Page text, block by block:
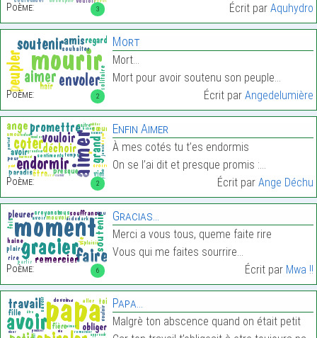
3
Poème:
Écrit par Aquhydro
2
Poème:
Mort
Mort…
Mort pour avoir soutenu son peuple…
Écrit par Angedelumière
2
Poème:
Enfin Aimer
À mes cotés tu t’es endormis
On se l’ai dit et presque promis :…
Écrit par Ange Déchu
6
Poème:
Gracias…
Merci a vous tous, queme faite rire
Vous qui me faites sourrire…
Écrit par Mwa !!
Papa…
Malgrè ton abscence quand on était petit